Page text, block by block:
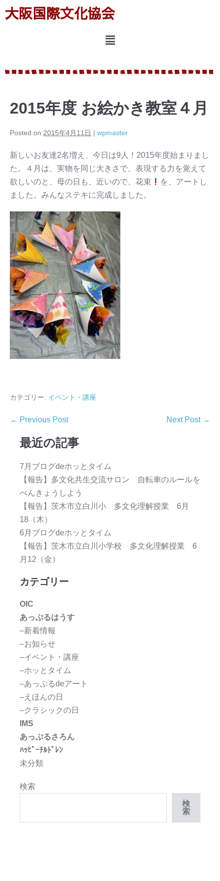
大阪国際文化協会
2015年度 お絵かき教室４月
Posted on 2015年4月11日 | wpmaster
新しいお友達2名増え、今日は9人！2015年度始まりまし
た。４月は、実物を同じ大きさで、表現する力を覚えて
欲しいのと、母の日も、近いので、花束
を、アートし
ました。みんなステキに完成しました。
カテゴリー: イベント・講座
← Previous Post Next Post →
最近の記事
7月ブログdeホッとタイム
【報告】多文化共生交流サロン 自転車のルールを
べんきょうしよう
【報告】茨木市立白川小 多文化理解授業 6月
18（木）
6月ブログdeホッとタイム
【報告】茨木市立白川小学校 多文化理解授業 6
月12（金）
カテゴリー
OIC
あっぷるはうす
–新着情報
–お知らせ
–イベント・講座
–ホッとタイム
–あっぷるdeアート
–えほんの日
–クラシックの日
IMS
あっぷるさろん
ﾊｯﾋﾟｰﾁﾙﾄﾞﾚﾝ
未分類
検索
検
索